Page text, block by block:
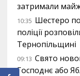
затримали
10:35 Шестеро
поліції
Тернопільщині
09:13 Свято
Господнє або